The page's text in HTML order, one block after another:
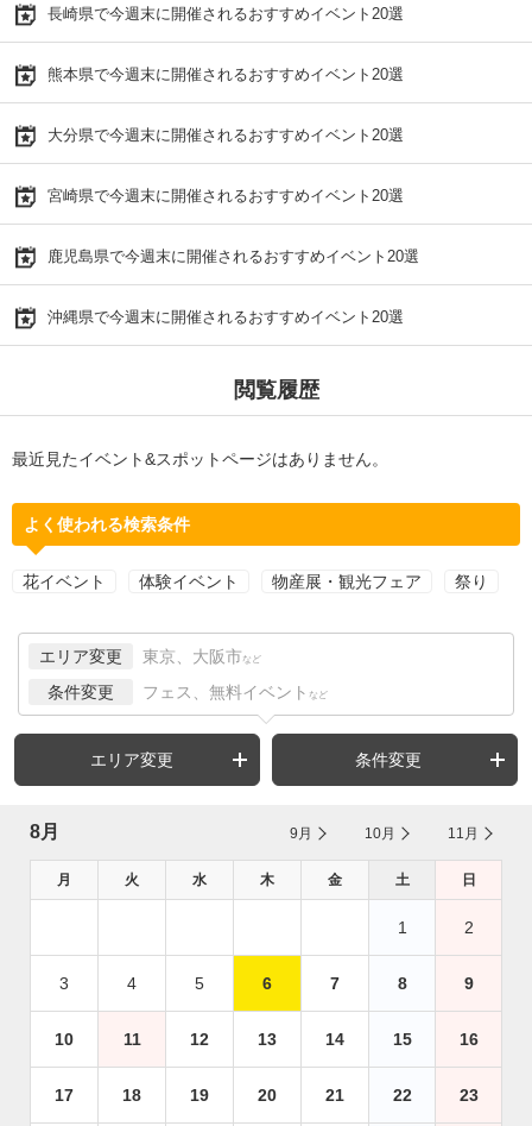
長崎県で今週末に開催されるおすすめイベント20選
熊本県で今週末に開催されるおすすめイベント20選
大分県で今週末に開催されるおすすめイベント20選
宮崎県で今週末に開催されるおすすめイベント20選
鹿児島県で今週末に開催されるおすすめイベント20選
沖縄県で今週末に開催されるおすすめイベント20選
閲覧履歴
最近見たイベント&スポットページはありません。
よく使われる検索条件
花イベント 体験イベント 物産展・観光フェア 祭り
エリア変更 東京、大阪市 など
条件変更 フェス、無料イベント など
エリア変更 条件変更
8月 9月 10月 11月
月 火 水 木 金 土 日
1 2
3 4 5 6 7 8 9
10 11 12 13 14 15 16
17 18 19 20 21 22 23